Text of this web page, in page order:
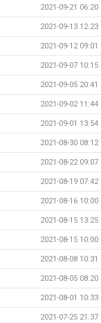
2021-09-21 06:20
2021-09-13 12:23
2021-09-12 09:01
2021-09-07 10:15
2021-09-05 20:41
2021-09-02 11:44
2021-09-01 13:54
2021-08-30 08:12
2021-08-22 09:07
2021-08-19 07:42
2021-08-16 10:00
2021-08-15 13:25
2021-08-15 10:00
2021-08-08 10:31
2021-08-05 08:20
2021-08-01 10:33
2021-07-25 21:37